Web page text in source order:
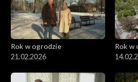
Rok w ogrodzie
21.02.2026
Rok w